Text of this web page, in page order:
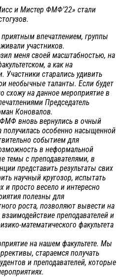
и Мистер ФМФ'22» стали
впечатлением, группы
участников.
меня своей масштабностью, на
а как на
Участники старались удивить
необычные таланты. Если будет
схожу на данное мероприятие в
Председатель
Коновалов.
вновь вернулись в очный
особенно насыщенной
событием для
в неформальной
темы с преподавателями, в
представить результаты свих
научный кругозор, испытать
и просто весело и интересно
полезны для
роста, позволяют вывести на
преподавателей и
математического факультета
на нашем факультете. Мы
стараемся получать
и преподавателей, которые